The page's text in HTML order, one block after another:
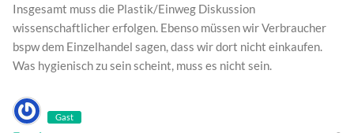
Insgesamt muss die Plastik/Einweg Diskussion
wissenschaftlicher erfolgen. Ebenso müssen wir Verbraucher
bspw dem Einzelhandel sagen, dass wir dort nicht einkaufen.
Was hygienisch zu sein scheint, muss es nicht sein.
Gast